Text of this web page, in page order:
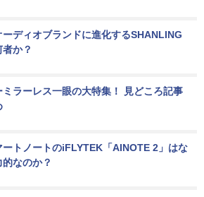
ーディオブランドに進化するSHANLING
者か？
ミラーレス一眼の大特集！ 見どころ記事
ートノートのiFLYTEK「AINOTE 2」はな
なのか？